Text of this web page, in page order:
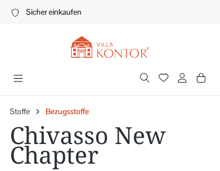
Zum Hauptinhalt springen
Sicher einkaufen
Stoffe Bezugsstoffe
Chivasso New
Chapter